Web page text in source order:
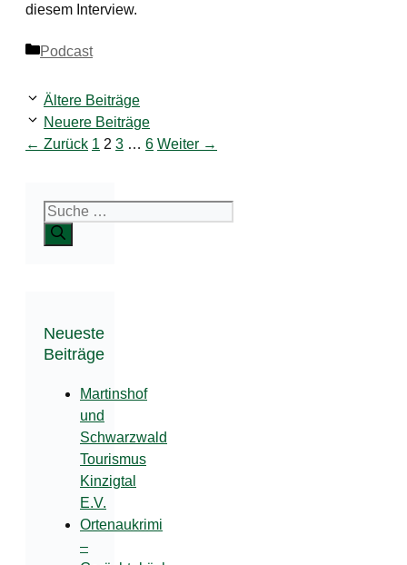
diesem Interview.
Kategorien
Podcast
Ältere Beiträge
Neuere Beiträge
← Zurück Seite
1 Seite
2 Seite
3 … Seite
6 Weiter →
Suche
nach:
Neueste
Beiträge
Martinshof
und
Schwarzwald
Tourismus
Kinzigtal
E.V.
Ortenaukrimi
–